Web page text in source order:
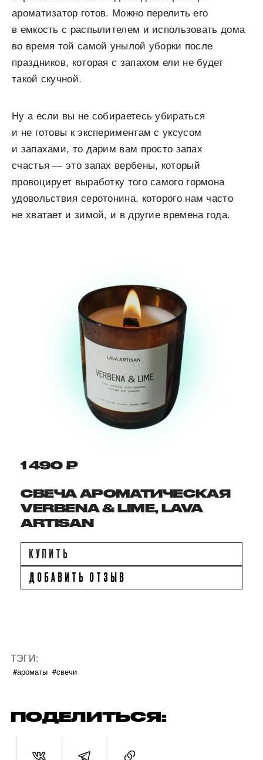
ароматизатор готов. Можно перелить его
в емкость с распылителем и использовать дома
во время той самой унылой уборки после
праздников, которая с запахом ели не будет
такой скучной.
Ну а если вы не собираетесь убираться
и не готовы к экспериментам с уксусом
и запахами, то дарим вам просто запах
счастья — это запах вербены, который
провоцирует выработку того самого гормона
удовольствия серотонина, которого нам часто
не хватает и зимой, и в другие времена года.
1 490 ₽
СВЕЧА АРОМАТИЧЕСКАЯ
VERBENA & LIME, LAVA
ARTISAN
КУПИТЬ
ДОБАВИТЬ ОТЗЫВ
ТЭГИ:
#ароматы #свечи
ПОДЕЛИТЬСЯ: